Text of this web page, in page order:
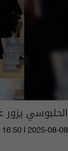
الحلبوسي يزور
16:50 | 2025-08-08